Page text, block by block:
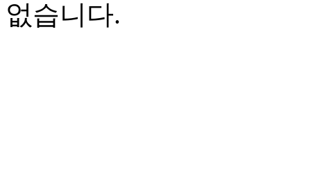
없습니다.